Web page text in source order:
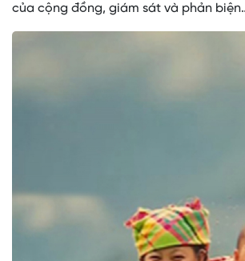
của cộng đồng, giám sát và phản